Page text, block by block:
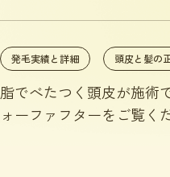
発毛実績と詳細 頭皮と髪の
脂でべたつく頭皮が施術
ォーファフターをご覧く